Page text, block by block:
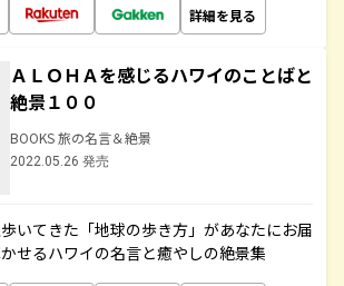
詳細を見る
ＡＬＯＨＡを感じるハワイのことばと
絶景１００
BOOKS 旅の名言＆絶景
2022.05.26 発売
いてきた「地球の歩き方」があなたにお届
せるハワイの名言と癒やしの絶景集